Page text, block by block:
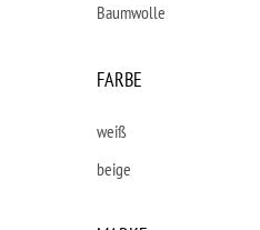
Baumwolle
FARBE
weiß
beige